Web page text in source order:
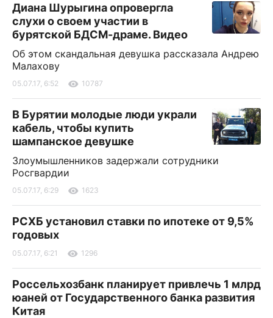
Диана Шурыгина опровергла
слухи о своем участии в
бурятской БДСМ-драме. Видео
Об этом скандальная девушка рассказала Андрею
Малахову
05.07.17, 6:52 10787
В Бурятии молодые люди украли
кабель, чтобы купить
шампанское девушке
Злоумышленников задержали сотрудники
Росгвардии
05.07.17, 6:29 1623
РСХБ установил ставки по ипотеке от 9,5%
годовых
05.07.17, 6:21 1296
Россельхозбанк планирует привлечь 1 млрд
юаней от Государственного банка развития
Китая